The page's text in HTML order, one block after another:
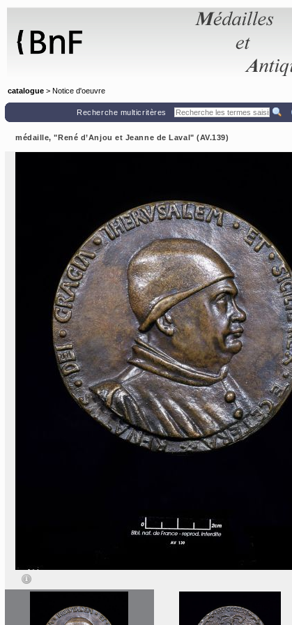
catalogue > Notice d'oeuvre
Recherche multicritères
médaille, "René d’Anjou et Jeanne de Laval" (AV.139)